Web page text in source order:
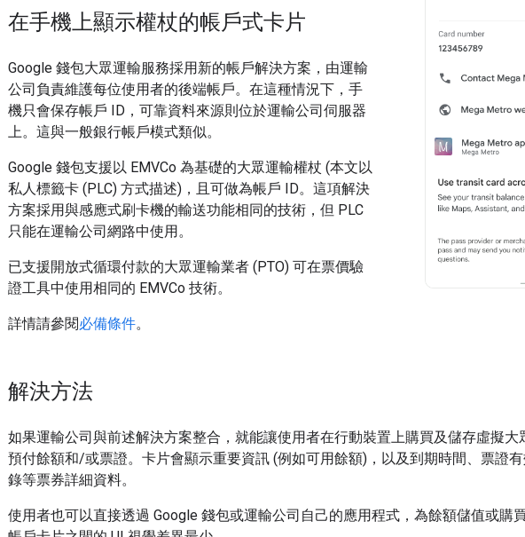
在手機上顯示權杖的帳戶式卡片
Google 錢包大眾運輸服務採用新的帳戶解決方案，由運輸
公司負責維護每位使用者的後端帳戶。在這種情況下，手
機只會保存帳戶 ID，可靠資料來源則位於運輸公司伺服器
上。這與一般銀行帳戶模式類似。
Google 錢包支援以 EMVCo 為基礎的大眾運輸權杖 (本文以
私人標籤卡 (PLC) 方式描述)，且可做為帳戶 ID。這項解決
方案採用與感應式刷卡機的輸送功能相同的技術，但 PLC
只能在運輸公司網路中使用。
已支援開放式循環付款的大眾運輸業者 (PTO) 可在票價驗
證工具中使用相同的 EMVCo 技術。
詳情請參閱必備條件。
解決方法
如果運輸公司與前述解決方案整合，就能讓使用者在行動裝置上購買及儲存虛擬
預付餘額和/或票證。卡片會顯示重要資訊 (例如可用餘額)，以及到期時間、票證
錄等票券詳細資料。
使用者也可以直接透過 Google 錢包或運輸公司自己的應用程式，為餘額儲值或購